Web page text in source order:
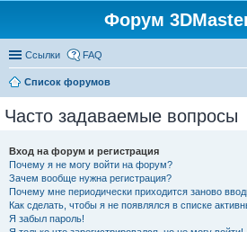
Форум
Ссылки FAQ
Список форумов
Часто задаваемые вопросы
Вход на форум и регистрация
Почему я не могу войти на форум?
Зачем вообще нужна регистрация?
Почему мне периодически приходится заново
Как сделать, чтобы я не появлялся в списке
Я забыл пароль!